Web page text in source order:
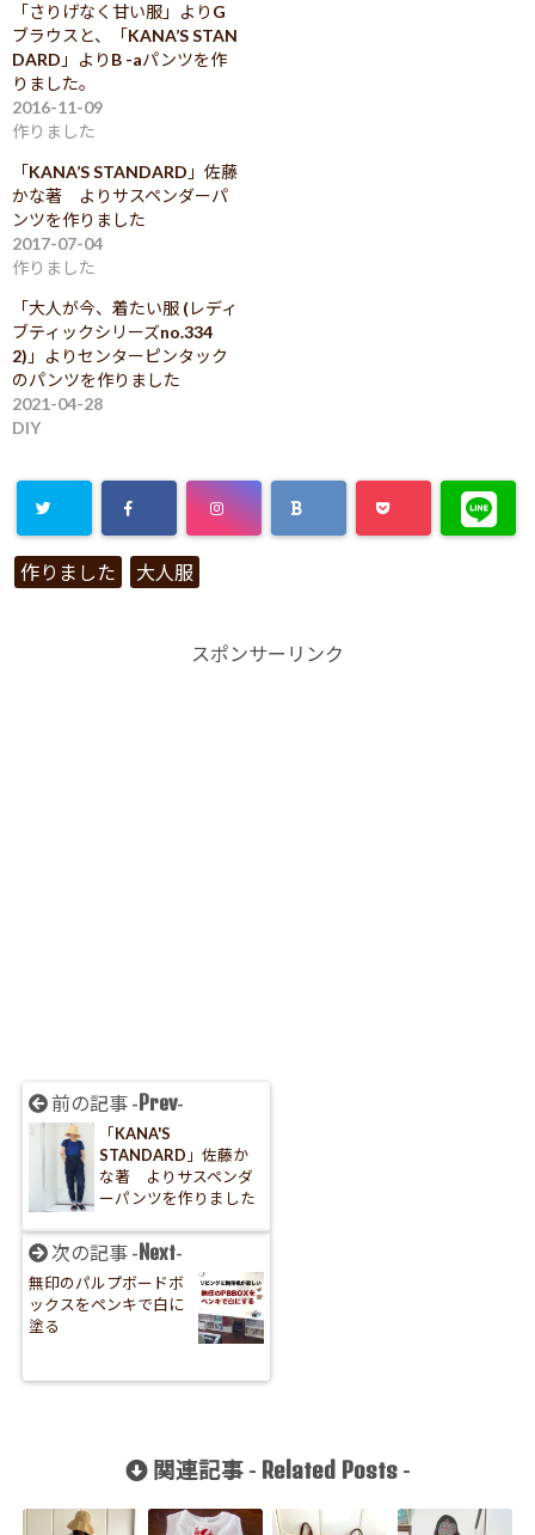
t
e
r
で
共
有
(
新
し
い
ィ
ン
ド
ウ
で
開
き
ま
有
す
る
に
は
く
だ
さ
い
(
ィ
ン
ド
ウ
で
開
き
「さりげなく甘い服」よりG
ブラウスと、「KANA’S STAN
DARD」よりB -aパンツを作
りました。
2016-11-09
作りました
「KANA’S STANDARD」佐藤
かな著 よりサスペンダーパ
ンツを作りました
2017-07-04
作りました
「大人が今、着たい服 (レディ
ブティックシリーズno.334
2)」よりセンターピンタック
のパンツを作りました
2021-04-28
DIY
作りました 大人服
スポンサーリンク
前の記事 - Prev-
「KANA'S
STANDARD」佐藤か
な著 よりサスペンダ
ーパンツを作りました
次の記事 - Next-
無印のパルプボードボ
ックスをペンキで白に
塗る
関連記事 - Related Posts-